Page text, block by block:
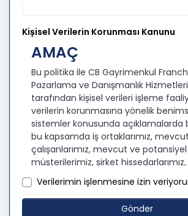
Kişisel Verilerin Korunması Kanunu
AMAÇ
Bu politika ile CB Gayrimenkul
Pazarlama ve Danışmanlık Hizmetleri
tarafından kişisel verileri işleme
verilerin korunmasına yönelik
sistemler konusunda açıklamalarda
bu kapsamda iş ortaklarımız,
çalışanlarımız, mevcut ve potansiyel
müşterilerimiz, şirket hissedarlarımız,
ziyaretçilerimiz ve üçüncü kişiler
üzer kişisel verileri şirketimiz
kişilerin bilgilendirilerek şeffaflığın
Verilerimin işlenmesine izin
Gönder